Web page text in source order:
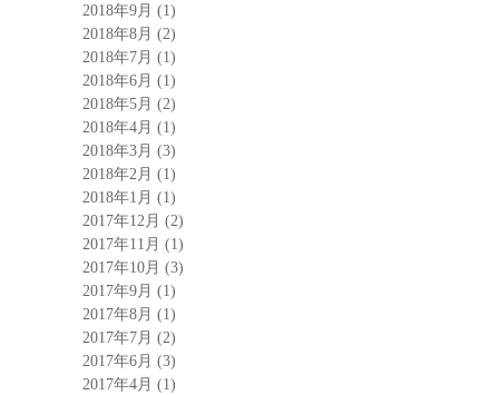
2018年9月 (1)
2018年8月 (2)
2018年7月 (1)
2018年6月 (1)
2018年5月 (2)
2018年4月 (1)
2018年3月 (3)
2018年2月 (1)
2018年1月 (1)
2017年12月 (2)
2017年11月 (1)
2017年10月 (3)
2017年9月 (1)
2017年8月 (1)
2017年7月 (2)
2017年6月 (3)
2017年4月 (1)